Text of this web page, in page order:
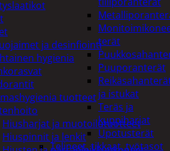
terät
Puuporanterät
ja istukat
Teräs ja
kuppiharjat
Upotusterät
Telineet, tikkaat, työtasot
ja desinfiointi
hygienia
tuotteet
Hiusharjat ja muotoilutuotteet
Hiuspinnit ja lenkit